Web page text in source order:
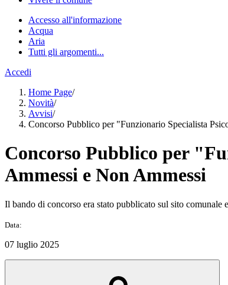
Accesso all'informazione
Acqua
Aria
Tutti gli argomenti...
Accedi
Home Page/
Novità/
Avvisi/
Concorso Pubblico per "Funzionario Specialista
Concorso Pubblico per
Ammessi e Non Ammessi
Il bando di concorso era stato pubblicato sul sito comunale
Data:
07 luglio 2025